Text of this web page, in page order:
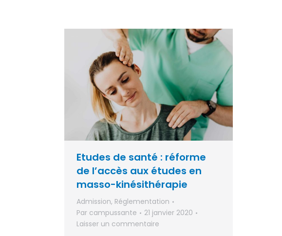
Etudes de santé : réforme
de l’accès aux études en
masso-kinésithérapie
Admission, Réglementation
Par campussante
21 janvier 2020
Laisser un commentaire